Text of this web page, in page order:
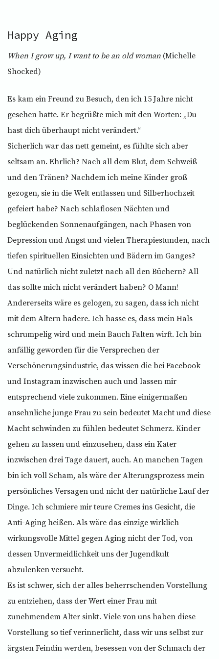
Happy Aging
When I grow up, I want to be an old woman (Michelle
Shocked)
Es kam ein Freund zu Besuch, den ich 15 Jahre nicht
gesehen hatte. Er begrüßte mich mit den Worten: „Du
hast dich überhaupt nicht verändert.“
Sicherlich war das nett gemeint, es fühlte sich aber
seltsam an. Ehrlich? Nach all dem Blut, dem Schweiß
und den Tränen? Nachdem ich meine Kinder groß
gezogen, sie in die Welt entlassen und Silberhochzeit
gefeiert habe? Nach schlaflosen Nächten und
beglückenden Sonnenaufgängen, nach Phasen von
Depression und Angst und vielen Therapiestunden, nach
tiefen spirituellen Einsichten und Bädern im Ganges?
Und natürlich nicht zuletzt nach all den Büchern? All
das sollte mich nicht verändert haben? O Mann!
Andererseits wäre es gelogen, zu sagen, dass ich nicht
mit dem Altern hadere. Ich hasse es, dass mein Hals
schrumpelig wird und mein Bauch Falten wirft. Ich bin
anfällig geworden für die Versprechen der
Verschönerungsindustrie, das wissen die bei Facebook
und Instagram inzwischen auch und lassen mir
entsprechend viele zukommen. Eine einigermaßen
ansehnliche junge Frau zu sein bedeutet Macht und diese
Macht schwinden zu fühlen bedeutet Schmerz. Kinder
gehen zu lassen und einzusehen, dass ein Kater
inzwischen drei Tage dauert, auch. An manchen Tagen
bin ich voll Scham, als wäre der Alterungsprozess mein
persönliches Versagen und nicht der natürliche Lauf der
Dinge. Ich schmiere mir teure Cremes ins Gesicht, die
Anti-Aging heißen. Als wäre das einzige wirklich
wirkungsvolle Mittel gegen Aging nicht der Tod, von
dessen Unvermeidlichkeit uns der Jugendkult
abzulenken versucht.
Es ist schwer, sich der alles beherrschenden Vorstellung
zu entziehen, dass der Wert einer Frau mit
zunehmendem Alter sinkt. Viele von uns haben diese
Vorstellung so tief verinnerlicht, dass wir uns selbst zur
ärgsten Feindin werden, besessen von der Schmach der